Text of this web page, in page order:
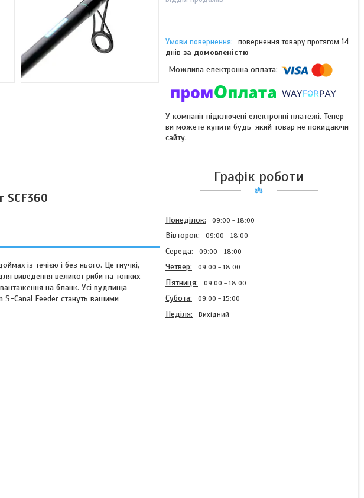
SCF360
із течією і без нього. Це гнучкі,
виведення великої риби на тонких
на бланк. Усі вудлища
Canal Feeder стануть вашими
повернення товару протягом 14
днів за домовленістю
У компанії підключені електронні платежі. Тепер
ви можете купити будь-який товар не покидаючи
сайту.
Графік роботи
Понеділок 09:00 18:00
Вівторок 09:00 18:00
Середа 09:00 18:00
Четвер 09:00 18:00
Пʼятниця 09:00 18:00
Субота 09:00 15:00
Неділя Вихідний